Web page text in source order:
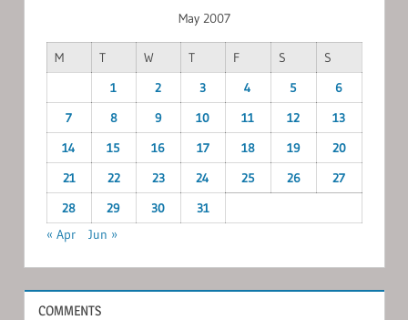
May 2007
M T W T F S
S
1
2 3 4 5
6
7
8 9 10 11 12
13
14
15 16 17 18 19
20
21
22 23 24 25 26
27
28
29 30
31
« Apr
Jun »
COMMENTS